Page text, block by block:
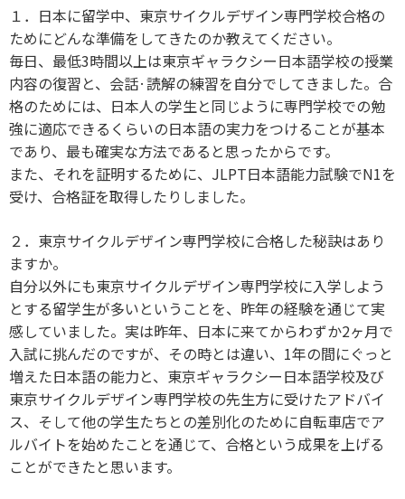
１．日本に留学中、東京サイクルデザイン専門学校合格の
ためにどんな準備をしてきたのか教えてください。
毎日、最低3時間以上は東京ギャラクシー日本語学校の授業
内容の復習と、会話·読解の練習を自分でしてきました。合
格のためには、日本人の学生と同じように専門学校での勉
強に適応できるくらいの日本語の実力をつけることが基本
であり、最も確実な方法であると思ったからです。
また、それを証明するために、JLPT日本語能力試験でN1を
受け、合格証を取得したりしました。
２．東京サイクルデザイン専門学校に合格した秘訣はあり
ますか。
自分以外にも東京サイクルデザイン専門学校に入学しよう
とする留学生が多いということを、昨年の経験を通じて実
感していました。実は昨年、日本に来てからわずか2ヶ月で
入試に挑んだのですが、その時とは違い、1年の間にぐっと
増えた日本語の能力と、東京ギャラクシー日本語学校及び
東京サイクルデザイン専門学校の先生方に受けたアドバイ
ス、そして他の学生たちとの差別化のために自転車店でア
ルバイトを始めたことを通じて、合格という成果を上げる
ことができたと思います。